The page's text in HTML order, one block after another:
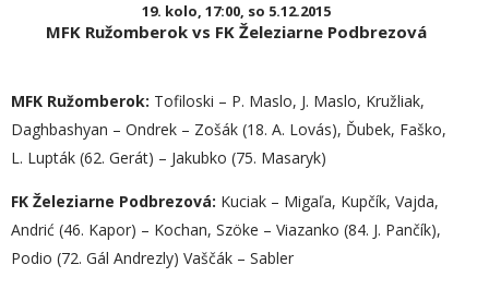
19. kolo, 17:00, so 5.12.2015
MFK Ružomberok vs FK Železiarne Podbrezová
MFK Ružomberok: Tofiloski – P. Maslo, J. Maslo, Kružliak,
Daghbashyan – Ondrek – Zošák (18. A. Lovás), Ďubek, Faško,
L. Lupták (62. Gerát) – Jakubko (75. Masaryk)
FK Železiarne Podbrezová: Kuciak – Migaľa, Kupčík, Vajda,
Andrić (46. Kapor) – Kochan, Szöke – Viazanko (84. J. Pančík),
Podio (72. Gál Andrezly) Vaščák – Sabler